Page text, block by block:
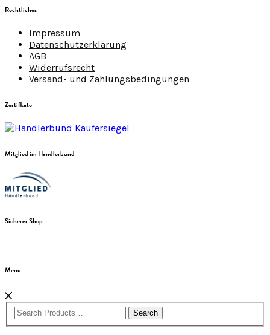
Rechtliches
Impressum
Datenschutzerklärung
AGB
Widerrufsrecht
Versand- und Zahlungsbedingungen
Zertifkate
Mitglied im Händlerbund
Sicherer Shop
Menu
Search